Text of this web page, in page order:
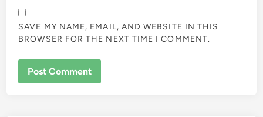
SAVE MY NAME, EMAIL, AND WEBSITE IN THIS
BROWSER FOR THE NEXT TIME I COMMENT.